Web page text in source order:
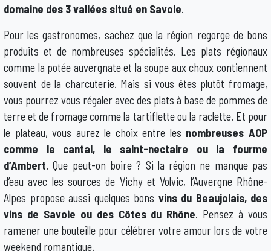
domaine des 3 vallées situé en Savoie.
Pour les gastronomes, sachez que la région regorge de bons
produits et de nombreuses spécialités. Les plats régionaux
comme la potée auvergnate et la soupe aux choux contiennent
souvent de la charcuterie. Mais si vous êtes plutôt fromage,
vous pourrez vous régaler avec des plats à base de pommes de
terre et de fromage comme la tartiflette ou la raclette. Et pour
le plateau, vous aurez le choix entre les nombreuses AOP
comme le cantal, le saint-nectaire ou la fourme
d’Ambert. Que peut-on boire ? Si la région ne manque pas
d’eau avec les sources de Vichy et Volvic, l’Auvergne Rhône-
Alpes propose aussi quelques bons vins du Beaujolais, des
vins de Savoie ou des Côtes du Rhône. Pensez à vous
ramener une bouteille pour célébrer votre amour lors de votre
weekend romantique.